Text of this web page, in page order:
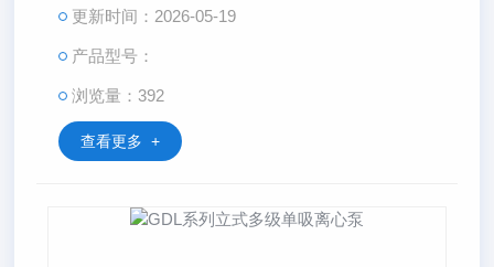
CFD软件对水泵进行重新设计水确保了利模型的优性。
更新时间：2026-05-19
产品型号：
浏览量：392
查看更多 +